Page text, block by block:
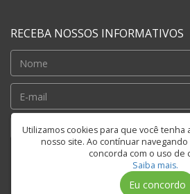
Utilizamos cookies para que você
nosso site. Ao contínuar
concorda com o uso de
Saiba mais.
Eu concordo
RECEBA NOSSOS INFORMATIVOS
Cadastrar